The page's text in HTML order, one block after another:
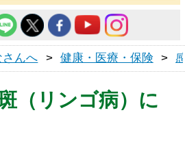
んへ > 健康・医療・保険 >
（リンゴ病）に